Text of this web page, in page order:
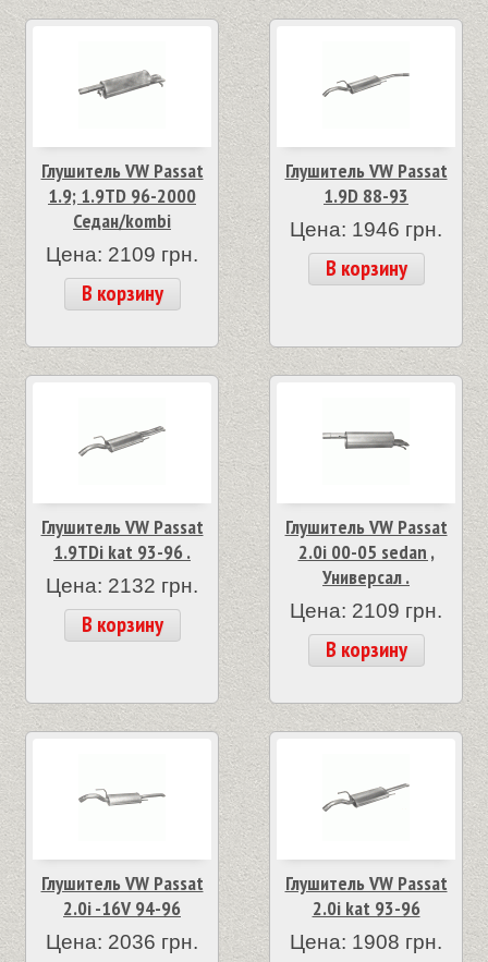
Глушитель VW Passat
1.9; 1.9TD 96-2000
Седан/kombi
Цена: 2109 грн.
В корзину
Глушитель VW Passat
1.9D 88-93
Цена: 1946 грн.
В корзину
Глушитель VW Passat
1.9TDi kat 93-96 .
Цена: 2132 грн.
В корзину
Глушитель VW Passat
2.0i 00-05 sedan ,
Универсал .
Цена: 2109 грн.
В корзину
Глушитель VW Passat
2.0i -16V 94-96
Цена: 2036 грн.
Глушитель VW Passat
2.0i kat 93-96
Цена: 1908 грн.